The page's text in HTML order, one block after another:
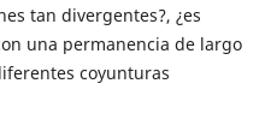
tan divergentes?, ¿es
una permanencia de largo
coyunturas